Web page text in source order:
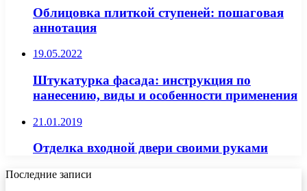
Облицовка плиткой ступеней: пошаговая
аннотация
19.05.2022
Штукатурка фасада: инструкция по
нанесению, виды и особенности применения
21.01.2019
Отделка входной двери своими руками
Последние записи